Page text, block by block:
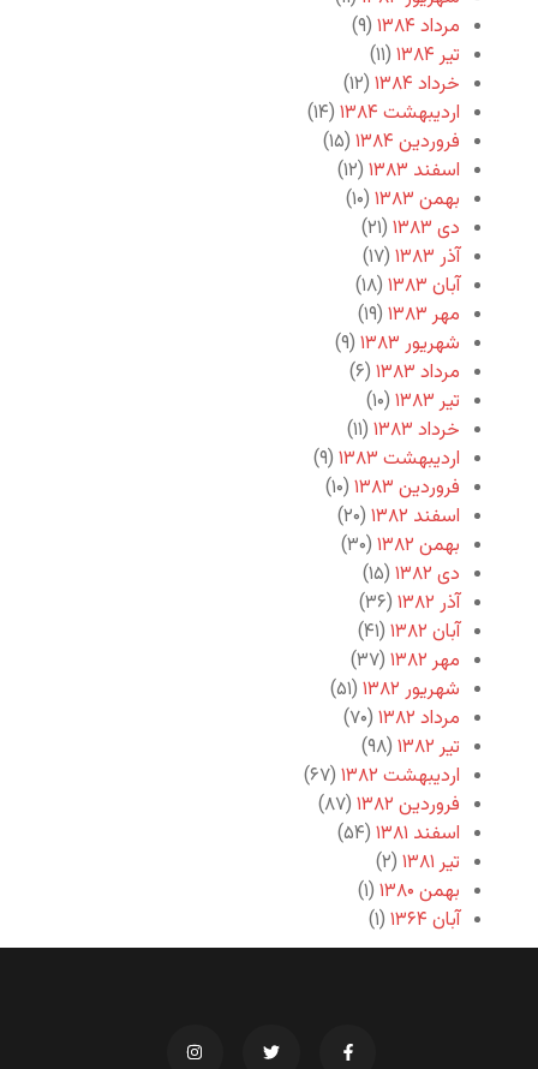
مرداد ۱۳۸۴
(۹)
تیر ۱۳۸۴
(۱۱)
خرداد ۱۳۸۴
(۱۲)
اردیبهشت ۱۳۸۴
(۱۴)
فروردین ۱۳۸۴
(۱۵)
اسفند ۱۳۸۳
(۱۲)
بهمن ۱۳۸۳
(۱۰)
دی ۱۳۸۳
(۲۱)
آذر ۱۳۸۳
(۱۷)
آبان ۱۳۸۳
(۱۸)
مهر ۱۳۸۳
(۱۹)
شهریور ۱۳۸۳
(۹)
مرداد ۱۳۸۳
(۶)
تیر ۱۳۸۳
(۱۰)
خرداد ۱۳۸۳
(۱۱)
اردیبهشت ۱۳۸۳
(۹)
فروردین ۱۳۸۳
(۱۰)
اسفند ۱۳۸۲
(۲۰)
بهمن ۱۳۸۲
(۳۰)
دی ۱۳۸۲
(۱۵)
آذر ۱۳۸۲
(۳۶)
آبان ۱۳۸۲
(۴۱)
مهر ۱۳۸۲
(۳۷)
شهریور ۱۳۸۲
(۵۱)
مرداد ۱۳۸۲
(۷۰)
تیر ۱۳۸۲
(۹۸)
اردیبهشت ۱۳۸۲
(۶۷)
فروردین ۱۳۸۲
(۸۷)
اسفند ۱۳۸۱
(۵۴)
تیر ۱۳۸۱
(۲)
بهمن ۱۳۸۰
(۱)
آبان ۱۳۶۴
(۱)